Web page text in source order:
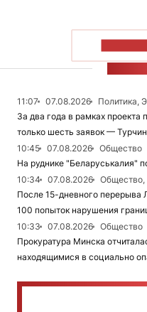
11:07 07.08.2026
Политика,
За два года в рамках
только шесть заявок — Турчин
10:45
07.08.2026
Общество
На руднике "Беларуськалия"
10:34
07.08.2026
Общество,
После 15-дневного перерыва
100 попыток нарушения
10:33
07.08.2026
Общество
Прокуратура Минска
находящимися в социально